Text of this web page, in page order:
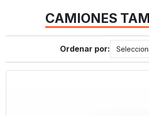
CAMIONES
Ordenar por: